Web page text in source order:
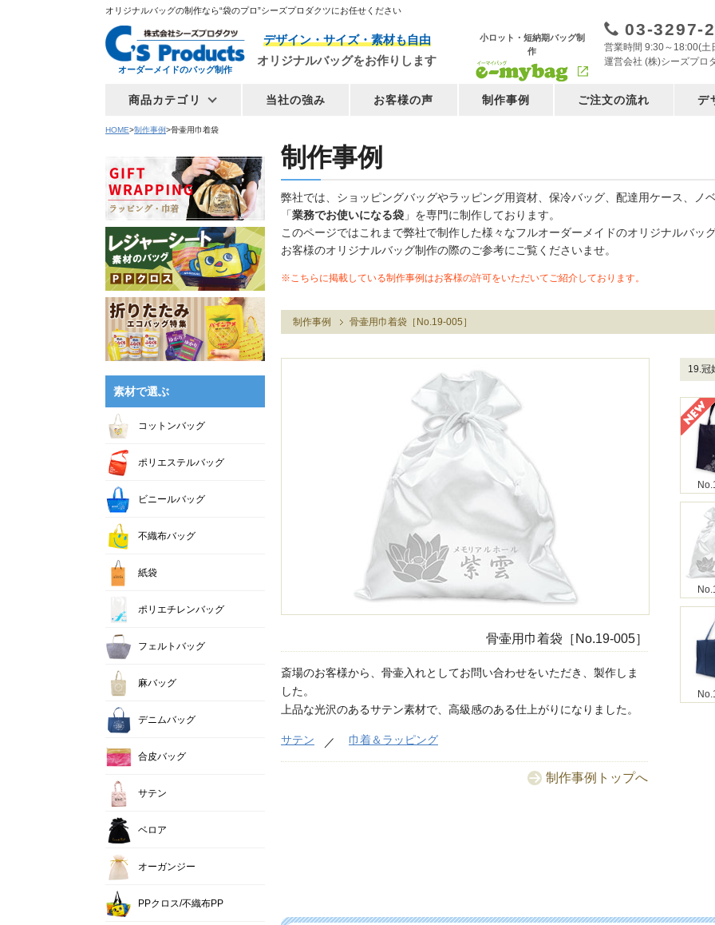
オリジナルバッグの制作なら“袋のプロ”シーズプロダクツにお任せください
オーダーメイドのバッグ制作
デザイン・サイズ・素材も自由
オリジナルバッグをお作りします
小ロット・短納期バッグ制
作
03-3297-
営業時間 9:30～18:00(土
運営会社 (株)シーズプロ
商品カテゴリ 当社の強み お客様の声 制作事例 ご注文の流れ デ
HOME 制作事例 骨壷用巾着袋
制作事例
弊社では、ショッピングバッグやラッピング用資材、保冷バッグ、配達用ケース、ノ
「業務でお使いになる袋 」を専門に制作しております。
このページではこれまで弊社で制作した様々なフルオーダーメイドのオリジナルバッ
お客様のオリジナルバッグ制作の際のご参考にご覧くださいませ。
※こちらに掲載している制作事例はお客様の許可をいただいてご紹介しております。
制作事例 骨壷用巾着袋［No.19-005］
骨壷用巾着袋［No.19-005］
斎場のお客様から、骨壷入れとしてお問い合わせをいただき、製作しま
した。
上品な光沢のあるサテン素材で、高級感のある仕上がりになりました。
サテン 巾着＆ラッピング
制作事例トップへ
19.冠
素材で選ぶ
コットンバッグ
ポリエステルバッグ
ビニールバッグ
不織布バッグ
紙袋
ポリエチレンバッグ
フェルトバッグ
麻バッグ
デニムバッグ
合皮バッグ
サテン
ベロア
オーガンジー
PPクロス/不織布PP